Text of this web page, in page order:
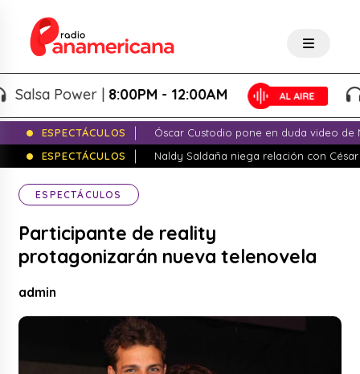
Power |8:00PM - 12:00AM
ESPECTÁCULOS
Óscar Custodio pone en duda video de
ESPECTÁCULOS
Naldy Saldaña niega relación con
ESPECTÁCULOS
Participante de reality
protagonizarán nueva telenovela
admin